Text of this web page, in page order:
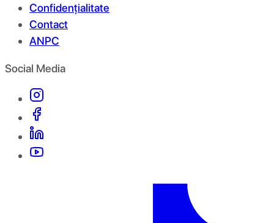
Confidențialitate
Contact
ANPC
Social Media